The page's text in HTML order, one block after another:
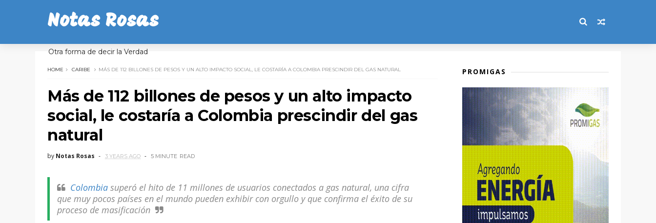
Notas Rosas
Otra forma de decir la Verdad
HOME CARIBE MÁS DE 112 BILLONES DE PESOS Y UN ALTO IMPACTO SOCIAL, LE COSTARÍA A COLOMBIA PRESCINDIR DEL GAS NATURAL
Más de 112 billones de pesos y un alto impacto
social, le costaría a Colombia prescindir del gas
natural
by Notas Rosas 3 YEARS AGO 5 MINUTE READ
Colombia superó el hito de 11 millones de usuarios conectados a gas natural, una cifra
que muy pocos países en el mundo pueden exhibir con orgullo y que confirma el éxito de su
proceso de masificación
PROMIGAS